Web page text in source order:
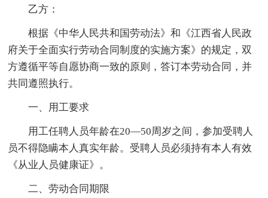
乙方：
根据《中华人民共和国劳动法》和《江西省人民政
府关于全面实行劳动合同制度的实施方案》的规定，双
方遵循平等自愿协商一致的原则，答订本劳动合同，并
共同遵照执行。
一、用工要求
用工任聘人员年龄在20—50周岁之间，参加受聘人
员不得隐瞒本人真实年龄。受聘人员必须持有本人有效
《从业人员健康证》。
二、劳动合同期限